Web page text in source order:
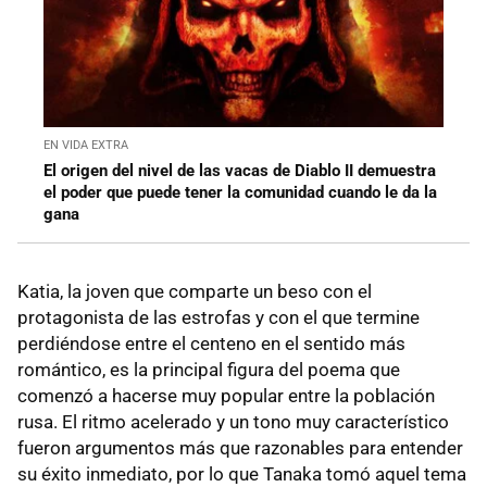
EN VIDA EXTRA
El origen del nivel de las vacas de Diablo II demuestra
el poder que puede tener la comunidad cuando le da la
gana
Katia, la joven que comparte un beso con el
protagonista de las estrofas y con el que termine
perdiéndose entre el centeno en el sentido más
romántico, es la principal figura del poema que
comenzó a hacerse muy popular entre la población
rusa. El ritmo acelerado y un tono muy característico
fueron argumentos más que razonables para entender
su éxito inmediato, por lo que Tanaka tomó aquel tema